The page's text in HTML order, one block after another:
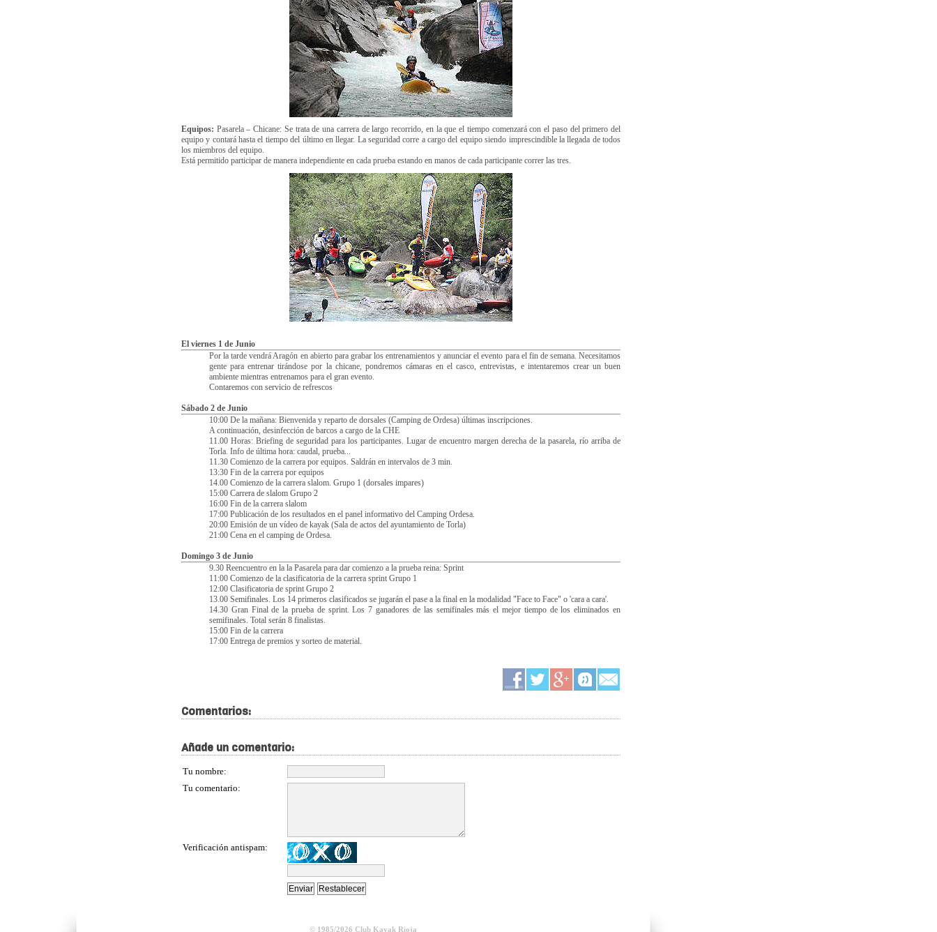
Equipos: Pasarela – Chicane: Se trata de una carrera de largo recorrido, en la que el tiempo comenzará con el paso del primero del
equipo y contará hasta el tiempo del último en llegar. La seguridad corre a cargo del equipo siendo imprescindible la llegada de todos
los miembros del equipo.
Está permitido participar de manera independiente en cada prueba estando en manos de cada participante correr las tres.
El viernes 1 de Junio
Por la tarde vendrá Aragón en abierto para grabar los entrenamientos y anunciar el evento para el fin de semana. Necesitamos
gente para entrenar tirándose por la chicane, pondremos cámaras en el casco, entrevistas, e intentaremos crear un buen
ambiente mientras entrenamos para el gran evento.
Contaremos con servicio de refrescos
Sábado 2 de Junio
10:00 De la mañana: Bienvenida y reparto de dorsales (Camping de Ordesa) últimas inscripciones.
A continuación, desinfección de barcos a cargo de la CHE
11.00 Horas: Briefing de seguridad para los participantes. Lugar de encuentro margen derecha de la pasarela, río arriba de
Torla. Info de última hora: caudal, prueba...
11.30 Comienzo de la carrera por equipos. Saldrán en intervalos de 3 min.
13:30 Fin de la carrera por equipos
14.00 Comienzo de la carrera slalom. Grupo 1 (dorsales impares)
15:00 Carrera de slalom Grupo 2
16:00 Fin de la carrera slalom
17:00 Publicación de los resultados en el panel informativo del Camping Ordesa.
20:00 Emisión de un vídeo de kayak (Sala de actos del ayuntamiento de Torla)
21:00 Cena en el camping de Ordesa.
Domingo 3 de Junio
9.30 Reencuentro en la la Pasarela para dar comienzo a la prueba reina: Sprint
11:00 Comienzo de la clasificatoria de la carrera sprint Grupo 1
12:00 Clasificatoria de sprint Grupo 2
13.00 Semifinales. Los 14 primeros clasificados se jugarán el pase a la final en la modalidad "Face to Face" o 'cara a cara'.
14.30 Gran Final de la prueba de sprint. Los 7 ganadores de las semifinales más el mejor tiempo de los eliminados en
semifinales. Total serán 8 finalistas.
15:00 Fin de la carrera
17:00 Entrega de premios y sorteo de material.
Comentarios:
Añade un comentario:
Tu nombre:
Tu comentario:
Verificación antispam:
© 1985/2026 Club Kayak Rioja